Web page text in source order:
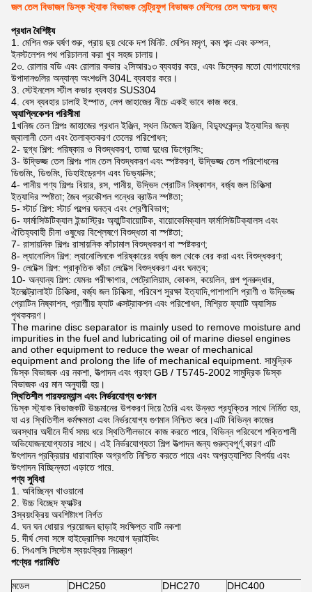
জল তেল বিভাজন ডিস্ক স্ট্যাক বিভাজক সেন্ট্রিফুগ বিভাজক মেশিনের তেল অপচয় জন্য
প্রধান বৈশিষ্ট্য
1. মেশিন শুরু ঘর্ষণ শুরু, প্রায় ছয় থেকে দশ মিনিট. মেশিন মসৃণ, কম শব্দ এবং কম্পন,
ইনস্টলেশন পথ পরিচালনা করা খুব সহজ চালায়।
2৩. রোলার বডি এবং রোলার কভার ২সিআর১৩ ব্যবহার করে, এবং ডিস্কের মতো যোগাযোগের
উপাদানগুলির অন্যান্য অংশগুলি 304L ব্যবহার করে।
3. স্টেইনলেস স্টীল কভার ব্যবহার SUS304
4. বেস ব্যবহার ঢালাই ইস্পাত, লেপ জাহাজের নীচে একই ভাবে কাজ করে.
অ্যাপ্লিকেশন পরিসীমা
1খনিজ তেল শিল্পঃ জাহাজের প্রধান ইঞ্জিন, স্থল ডিজেল ইঞ্জিন, বিদ্যুৎকেন্দ্র ইত্যাদির জন্য
জ্বালানী তেল এবং তৈলাক্তকরণ তেলের পরিশোধন;
2- দুগ্ধ শিল্প: পরিষ্কার ও বিশুদ্ধকরণ, তাজা দুধের ডিগ্রেসিং;
3- উদ্ভিজ্জ তেল শিল্পঃ পাম তেল বিশুদ্ধকরণ এবং স্পষ্টকরণ, উদ্ভিজ্জ তেল পরিশোধনের
ডিগুমিং, ডিগুমিং, ডিহাইড্রেশন এবং ডিভ্যাক্সিং;
4- পানীয় পণ্য শিল্পঃ বিয়ার, রস, পানীয়, উদ্ভিদ প্রোটিন নিষ্কাশন, বর্জ্য জল চিকিত্সা
ইত্যাদির স্পষ্টতা; জৈব প্রকৌশল গন্ধের ব্রাউন স্পষ্টতা;
5- স্টার্চ শিল্প: স্টার্চ পল্পের ঘনত্ব এবং শ্রেণীবিভাগ;
6- ফার্মাসিউটিক্যাল ইন্ডাস্ট্রিঃ অ্যান্টিবায়োটিক, বায়োকেমিক্যাল ফার্মাসিউটিক্যালস এবং
ঐতিহ্যবাহী চীনা ওষুধের বিশ্লেষণে বিশুদ্ধতা বা স্পষ্টতা;
7- রাসায়নিক শিল্পঃ রাসায়নিক কাঁচামাল বিশুদ্ধকরণ বা স্পষ্টকরণ;
8- ল্যানোলিন শিল্প: ল্যানোলিনকে পরিষ্কারের বর্জ্য জল থেকে বের করা এবং বিশুদ্ধকরণ;
9- লেটেক্স শিল্প: প্রাকৃতিক কাঁচা লেটেক্স বিশুদ্ধকরণ এবং ঘনত্ব;
10- অন্যান্য শিল্প: যেমনঃ পরীক্ষাগার, পেট্রোলিয়াম, কোকস, কয়েলিন, পল্প পুনরুদ্ধার,
ইলেক্ট্রোলাইট চিকিত্সা, বর্জ্য জল চিকিত্সা, পরিবেশ সুরক্ষা ইত্যাদি,পাশাপাশি প্রাণী ও উদ্ভিজ্জ
প্রোটিন নিষ্কাশন, প্রাণীীয় ফ্যাট এক্সট্রাকশন এবং পরিশোধন, মিশ্রিত ফ্যাটি অ্যাসিড
পৃথককরণ।
The marine disc separator is mainly used to remove moisture and
impurities in the fuel and lubricating oil of marine diesel engines
and other equipment to reduce the wear of mechanical
equipment and prolong the life of mechanical equipment. সামুদ্রিক
ডিস্ক বিভাজক এর নকশা, উত্পাদন এবং গ্রহণ GB / T5745-2002 সামুদ্রিক ডিস্ক
বিভাজক এর মান অনুযায়ী হয়।
স্থিতিশীল পারফরম্যান্স এবং নির্ভরযোগ্য গুণমান
ডিস্ক স্ট্যাক বিভাজকটি উচ্চমানের উপকরণ দিয়ে তৈরি এবং উন্নত প্রযুক্তির সাথে নির্মিত হয়,
যা এর স্থিতিশীল কর্মক্ষমতা এবং নির্ভরযোগ্য গুণমান নিশ্চিত করে।এটি বিভিন্ন কাজের
অবস্থার অধীনে দীর্ঘ সময় ধরে স্থিতিশীলভাবে কাজ করতে পারে, বিভিন্ন পরিবেশে শক্তিশালী
অভিযোজনযোগ্যতার সাথে। এই নির্ভরযোগ্যতা শিল্প উত্পাদন জন্য গুরুত্বপূর্ণ,কারণ এটি
উৎপাদন প্রক্রিয়ার ধারাবাহিক অগ্রগতি নিশ্চিত করতে পারে এবং অপ্রত্যাশিত বিপর্যয় এবং
উৎপাদন বিচ্ছিন্নতা এড়াতে পারে.
পণ্য সুবিধা
1. অবিচ্ছিন্ন খাওয়ানো
2. উচ্চ বিচ্ছেদ ফ্যাক্টর
3স্বয়ংক্রিয় অবশিষ্টাংশ নির্গত
4. ঘন ঘন ধোয়ার প্রয়োজন ছাড়াই সংক্ষিপ্ত বাটি নকশা
5. দীর্ঘ সেবা সঙ্গে হাইড্রোলিক সংযোগ ড্রাইভিং
6. পিএলসি সিস্টেম স্বয়ংক্রিয় নিয়ন্ত্রণ
পণ্যের পরামিতি
মডেল DHC250 DHC270
DHC400